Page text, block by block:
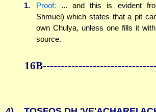
1. Proof: ... and this is evident
Shmuel) which states that a pit
own Chulya, unless one fills it
source.